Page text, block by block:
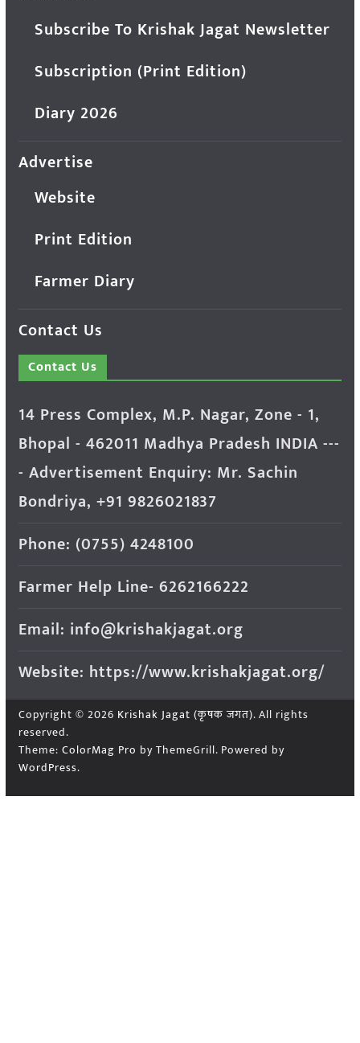
Subscribe To Krishak Jagat Newsletter
Subscription (Print Edition)
Diary 2026
Advertise
Website
Print Edition
Farmer Diary
Contact Us
Contact Us
14 Press Complex, M.P. Nagar, Zone - 1,
Bhopal - 462011 Madhya Pradesh INDIA ---
- Advertisement Enquiry: Mr. Sachin
Bondriya, +91 9826021837
Phone: (0755) 4248100
Farmer Help Line- 6262166222
Email: info@krishakjagat.org
Website: https://www.krishakjagat.org/
Copyright © 2026 Krishak Jagat (कृषक जगत). All rights
reserved.
Theme: ColorMag Pro by ThemeGrill. Powered by
WordPress.